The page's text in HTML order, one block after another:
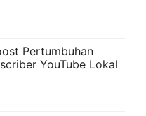
Pertumbuhan
YouTube Lokal